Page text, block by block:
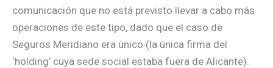
comunicación que no está previsto llevar a cabo más
operaciones de este tipo, dado que el caso de
Seguros Meridiano era único (la única firma del
‘holding’ cuya sede social estaba fuera de Alicante).